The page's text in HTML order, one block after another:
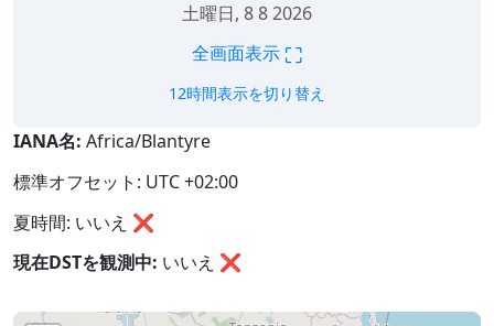
土曜日, 8 8 2026
全画面表示 ⛶
12時間表示を切り替え
IANA名: Africa/Blantyre
標準オフセット: UTC +02:00
夏時間: いいえ ❌
現在DSTを観測中: いいえ ❌